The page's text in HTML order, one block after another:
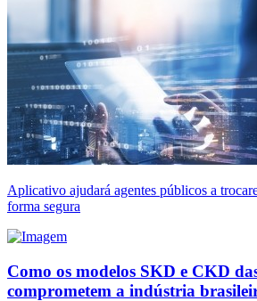
Aplicativo ajudará agentes públicos a
forma segura
Como os modelos SKD e CKD
comprometem a indústria